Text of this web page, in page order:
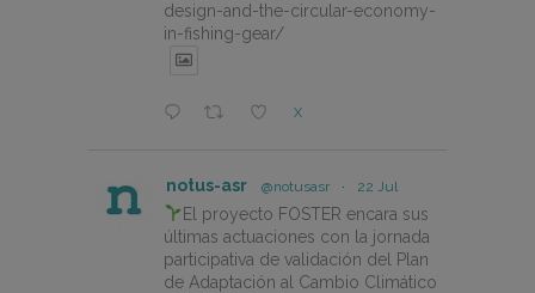
design-and-the-circular-economy-
in-fishing-gear/
X
notus-asr @notusasr · 22 Jul
El proyecto FOSTER encara sus
últimas actuaciones con la jornada
participativa de validación del Plan
de Adaptación al Cambio Climático